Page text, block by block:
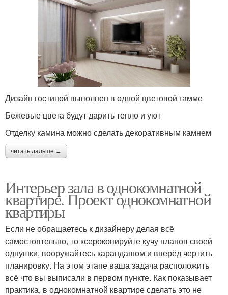
Дизайн гостиной выполнен в одной цветовой гамме
Бежевые цвета будут дарить тепло и уют
Отделку камина можно сделать декоративным камнем
читать дальше →
Интерьер зала в однокомнатной
квартире. Проект однокомнатной
квартиры
Если не обращаетесь к дизайнеру делая всё
самостоятельно, то ксерокопируйте кучу планов своей
однушки, вооружайтесь карандашом и вперёд чертить
планировку. На этом этапе ваша задача расположить
всё что вы выписали в первом пункте. Как показывает
практика, в однокомнатной квартире сделать это не